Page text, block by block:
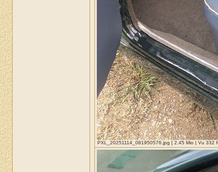
PXL_20251114_081950576.jpg [ 2.45 Mio | Vu 332